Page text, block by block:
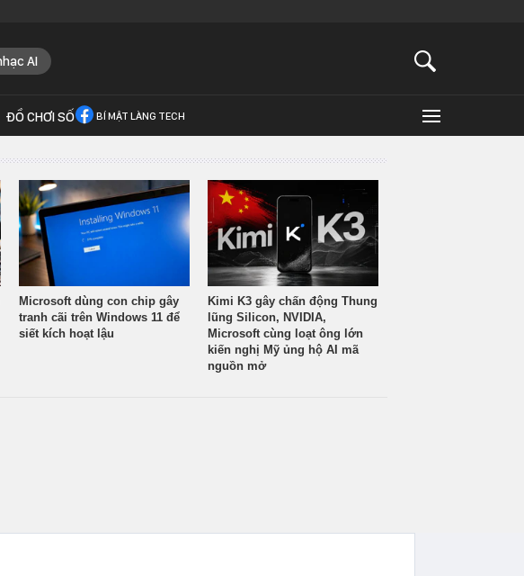
AI
ĐỒ CHƠI SỐ BÍ MẬT LÀNG TECH
Microsoft dùng con chip gây
tranh cãi trên Windows 11 để
siết kích hoạt lậu
Kimi K3 gây chấn động Thung
lũng Silicon, NVIDIA,
Microsoft cùng loạt ông lớn
kiến nghị Mỹ ủng hộ AI mã
nguồn mở